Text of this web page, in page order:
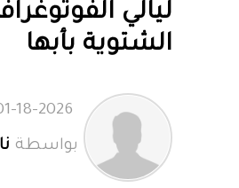
ليالي
الشتوية بأبها
بواسطة